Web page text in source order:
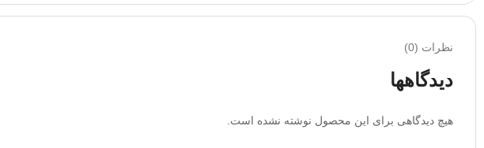
نظرات (0)
دیدگاهها
هیچ دیدگاهی برای این محصول نوشته نشده است.